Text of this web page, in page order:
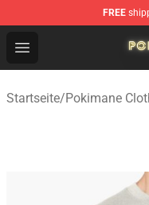
FREE
Open menu
Pokimane Store -
Startseite/Pokimane